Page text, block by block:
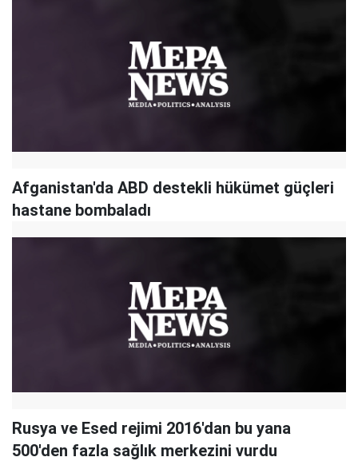
Afganistan'da ABD destekli hükümet güçleri
hastane bombaladı
Rusya ve Esed rejimi 2016'dan bu yana
500'den fazla sağlık merkezini vurdu